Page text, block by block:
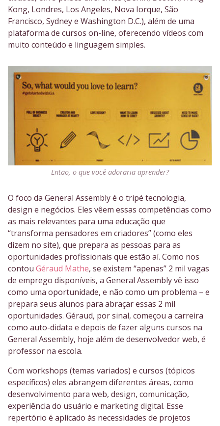
Kong, Londres, Los Angeles, Nova Iorque, São
Francisco, Sydney e Washington D.C.), além de uma
plataforma de cursos on-line, oferecendo vídeos com
muito conteúdo e linguagem simples.
Então, o que você adoraria aprender?
O foco da General Assembly é o tripé tecnologia,
design e negócios. Eles vêem essas competências como
as mais relevantes para uma educação que
“transforma pensadores em criadores” (como eles
dizem no site), que prepara as pessoas para as
oportunidades profissionais que estão aí. Como nos
contou Géraud Mathe, se existem “apenas” 2 mil vagas
de emprego disponíveis, a General Assembly vê isso
como uma oportunidade, e não como um problema – e
prepara seus alunos para abraçar essas 2 mil
oportunidades. Géraud, por sinal, começou a carreira
como auto-didata e depois de fazer alguns cursos na
General Assembly, hoje além de desenvolvedor web, é
professor na escola.
Com workshops (temas variados) e cursos (tópicos
específicos) eles abrangem diferentes áreas, como
desenvolvimento para web, design, comunicação,
experiência do usuário e marketing digital. Esse
repertório é aplicado às necessidades de projetos